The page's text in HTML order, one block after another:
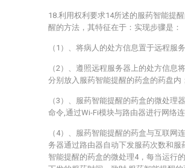
18.利用权利要求14所述的服药智能提
醒的方法，其特征在于：实现步骤是：
（1）、将病人的处方信息置于远程服务
（2）、遵照远程服务器上的处方信息
分别放入服药智能提醒的药盒的药盘内
（3）、服药智能提醒的药盒的微处理
命令,通过Wi-Fi模块与路由器进行网络连
（4）、服药智能提醒的药盒与互联网
务器通过路由器自动下发服药次数和服
智能提醒的药盒的微处理4，每当运行